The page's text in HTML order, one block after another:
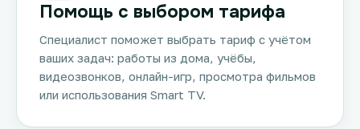
Помощь с выбором тарифа
Специалист поможет выбрать тариф с учётом
ваших задач: работы из дома, учёбы,
видеозвонков, онлайн-игр, просмотра фильмов
или использования Smart TV.